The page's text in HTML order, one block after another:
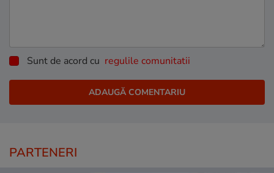
Sunt de acord cu regulile comunitatii
PARTENERI